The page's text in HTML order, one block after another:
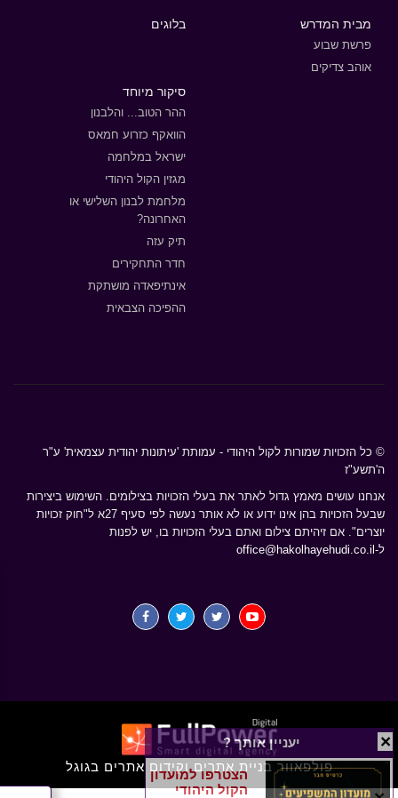
מבית המדרש
פרשת שבוע
אוהב צדיקים
בלוגים
סיקור מיוחד
ההר הטוב... והלבנון
הוואקף כזרוע חמאס
ישראל במלחמה
מגזין הקול היהודי
מלחמת לבנון השלישי או
האחרונה?
תיק עזה
חדר התחקירים
אינתיפאדה מושתקת
ההפיכה הצבאית
© כל הזכויות שמורות לקול היהודי - עמותת 'עיתונות יהודית עצמאית' ע"ר
ה'תשע"ז
אנחנו עושים מאמץ גדול לאתר את בעלי הזכויות בצילומים. השימוש ביצירות
שבעל הזכויות בהן אינו ידוע או לא אותר נעשה לפי סעיף 27א ל"חוק זכויות
יוצרים". אם זיהיתם צילום ואתם בעלי הזכויות בו, יש לפנות
ל-office@hakolhayehudi.co.il
פולפאוור בניית אתרים וקידום אתרים בגוגל
× יעניין אותך ?
הצטרפו למועדון
הקול היהודי